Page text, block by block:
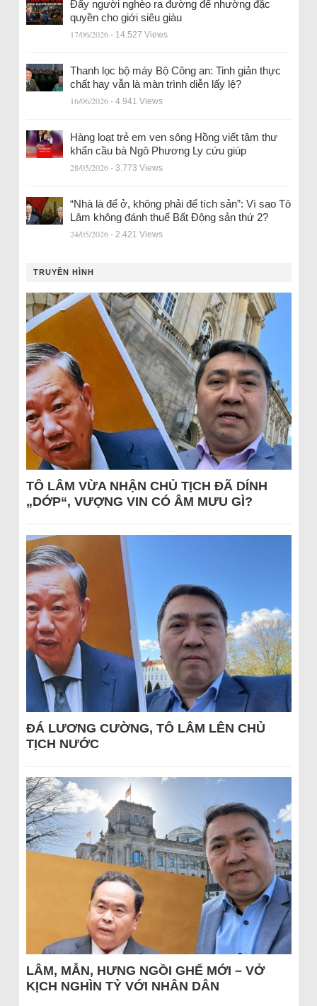
Đẩy người nghèo ra đường để nhường đặc
quyền cho giới siêu giàu
17/06/2026 - 14.527 Views
Thanh lọc bộ máy Bộ Công an: Tinh giản thực
chất hay vẫn là màn trình diễn lấy lệ?
16/06/2026 - 4.941 Views
Hàng loạt trẻ em ven sông Hồng viết tâm thư
khẩn cầu bà Ngô Phương Ly cứu giúp
28/05/2026 - 3.773 Views
“Nhà là để ở, không phải để tích sản”: Vì sao Tô
Lâm không đánh thuế Bất Động sản thứ 2?
24/05/2026 - 2.421 Views
TRUYỀN HÌNH
TÔ LÂM VỪA NHẬN CHỦ TỊCH ĐÃ DÍNH
„DỚP“, VƯỢNG VIN CÓ ÂM MƯU GÌ?
ĐÁ LƯƠNG CƯỜNG, TÔ LÂM LÊN CHỦ
TỊCH NƯỚC
LÂM, MẪN, HƯNG NGỒI GHẾ MỚI – VỞ
KỊCH NGHÌN TỶ VỚI NHÂN DÂN